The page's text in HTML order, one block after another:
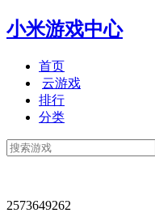
小米游戏中心
首页
云游戏
排行
分类
2573649262